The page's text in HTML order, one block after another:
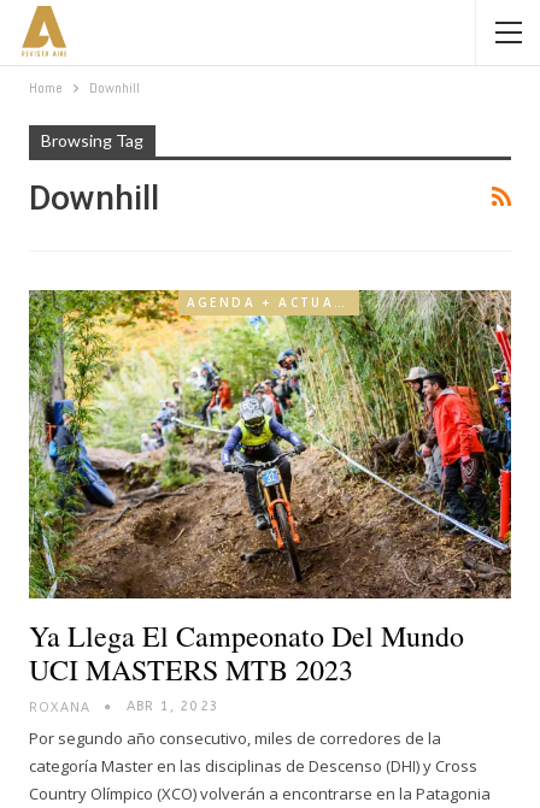
Home Downhill
Browsing Tag
Downhill
Ya Llega El Campeonato Del Mundo
UCI MASTERS MTB 2023
ROXANA ABR 1, 2023
Por segundo año consecutivo, miles de corredores de la
categoría Master en las disciplinas de Descenso (DHI) y Cross
Country Olímpico (XCO) volverán a encontrarse en la Patagonia